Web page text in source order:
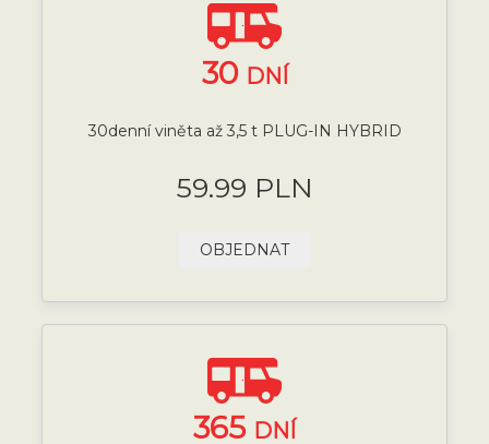
30 DNÍ
30denní viněta až 3,5 t PLUG-IN HYBRID
59.99 PLN
OBJEDNAT
365 DNÍ